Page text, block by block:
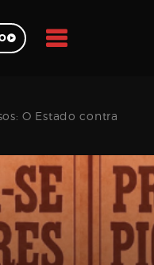
O Estado contra